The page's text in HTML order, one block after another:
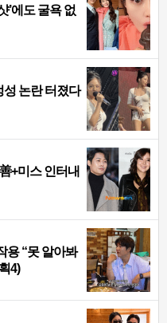
’에도 굴욕 없
논란 터졌다
+미스 인터내
용 “못 알아봐
4)